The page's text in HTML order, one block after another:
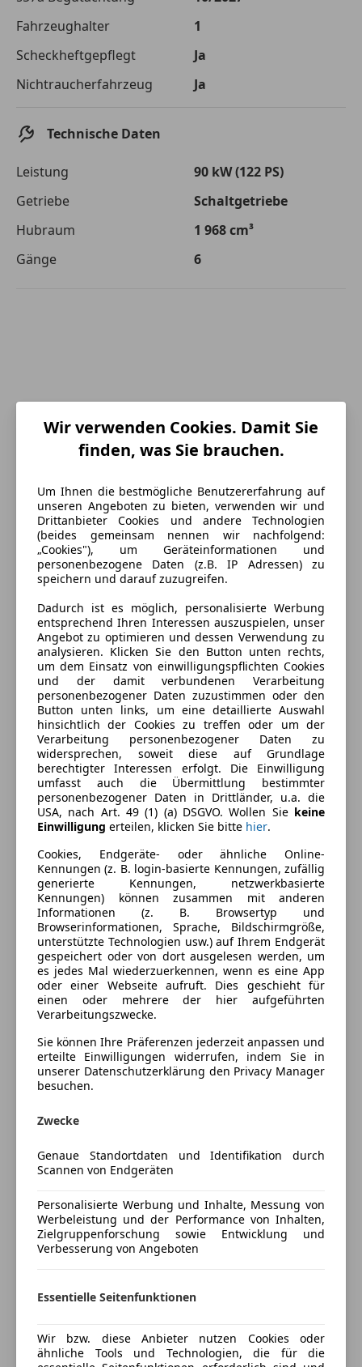
Fahrzeughalter
1
Scheckheftgepflegt
Ja
Nichtraucherfahrzeug
Ja
Technische Daten
Leistung
90 kW (122 PS)
Getriebe
Schaltgetriebe
Hubraum
1 968 cm³
Gänge
6
Energieverbrauch
Kraftstoff Diesel
Ausstattung
Komfort
Armlehne
Beheizbare Frontscheibe
Berganfahrassistent
Elektrische Fensterheber
Elektrische Seitenspiegel
Elektrische Sitze
Klimaanlage
Lederlenkrad
Multifunktionslenkrad
Sitzheizung
Standheizung
Start/Stop-Automatik
Tempomat
Unterhaltung/Media
Bluetooth
Sicherheit
ABS
Isofix
Kopfairbag
Kurvenlicht
Nebelscheinwerfer
Notbremsassistent
Seitenairbag
Zentralverriegelung
Extras
Anhängerkupplung
Mehr anzeigen
Farbe und Innenausstattung
Außenfarbe
Weiß
Lackierung
Andere
Fahrzeugbeschreibung
Für Dein Gewerbe, Deinen Campingwunsch, oder
Deinen privaten Einsatz !- Wir liefern Dir BESTE
Qualität zu fairen Preisen und großzügige
Reparaturangebote weit über die gesetzlichen
Gewährleistungsbedingungen hinaus!
Highlights:
Anhängevorrichtung
Allradantrieb
Ledermultifunktionslenkrad
Erweiterte Innengeräuschdämpfung
Sitzheizung für Vordersitze getrennt regelbar
Heckfenster beheizbar
Außenspiegel elektr. einstellbar, separat beheizbar
Nebelscheinwerfer und Abbiegeleuchte
Telefonvorbereitung für Handy
Komfortausstattung
Radio "Composition Colour" mit 6 Lautsprechern
Preisbewertung
Versicherung
anpassen
Wir verwenden Cookies. Damit Sie
finden, was Sie brauchen.
Um Ihnen die bestmögliche Benutzererfahrung auf
unseren Angeboten zu bieten, verwenden wir und
Drittanbieter Cookies und andere Technologien
(beides gemeinsam nennen wir nachfolgend:
„Cookies"), um Geräteinformationen und
personenbezogene Daten (z.B. IP Adressen) zu
speichern und darauf zuzugreifen.
Dadurch ist es möglich, personalisierte Werbung
entsprechend Ihren Interessen auszuspielen, unser
Angebot zu optimieren und dessen Verwendung zu
analysieren. Klicken Sie den Button unten rechts,
um dem Einsatz von einwilligungspflichten Cookies
und der damit verbundenen Verarbeitung
personenbezogener Daten zuzustimmen oder den
Button unten links, um eine detaillierte Auswahl
hinsichtlich der Cookies zu treffen oder um der
Verarbeitung personenbezogener Daten zu
widersprechen, soweit diese auf Grundlage
berechtigter Interessen erfolgt. Die Einwilligung
umfasst auch die Übermittlung bestimmter
personenbezogener Daten in Drittländer, u.a. die
USA, nach Art. 49 (1) (a) DSGVO. Wollen Sie keine
Einwilligung erteilen, klicken Sie bitte hier.
Cookies, Endgeräte- oder ähnliche Online-
Kennungen (z. B. login-basierte Kennungen, zufällig
generierte Kennungen, netzwerkbasierte
Kennungen) können zusammen mit anderen
Informationen (z. B. Browsertyp und
Browserinformationen, Sprache, Bildschirmgröße,
unterstützte Technologien usw.) auf Ihrem Endgerät
gespeichert oder von dort ausgelesen werden, um
es jedes Mal wiederzuerkennen, wenn es eine App
oder einer Webseite aufruft. Dies geschieht für
einen oder mehrere der hier aufgeführten
Verarbeitungszwecke.
Sie können Ihre Präferenzen jederzeit anpassen und
erteilte Einwilligungen widerrufen, indem Sie in
unserer Datenschutzerklärung den Privacy Manager
besuchen.
Zwecke
Genaue Standortdaten und Identifikation durch
Scannen von Endgeräten
Personalisierte Werbung und Inhalte, Messung von
Werbeleistung und der Performance von Inhalten,
Zielgruppenforschung sowie Entwicklung und
Verbesserung von Angeboten
Essentielle Seitenfunktionen
Wir bzw. diese Anbieter nutzen Cookies oder
ähnliche Tools und Technologien, die für die